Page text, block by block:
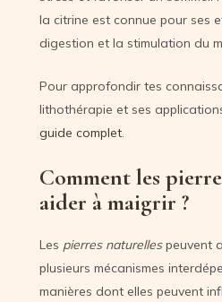
la citrine est connue pour ses
digestion et la stimulation du
Pour approfondir tes
lithothérapie et ses
guide complet.
Comment les
aider à maigrir ?
Les pierres naturellespeuvent
plusieurs mécanismes
manières dont elles peuvent